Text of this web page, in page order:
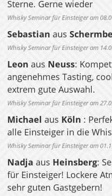
Sterne. Gerne wieder
Whisky Seminar für Einsteiger am
Sebastian aus
Whisky Seminar für Einsteiger am
Leon aus Neuss:
angenehmes Tasting,
extrem gute Auswahl.
Whisky Seminar für Einsteiger am
Michael aus Köln :
alle Einsteiger in die
Whisky Seminar für Einsteiger am
Nadja aus Heinsberg:
für Einsteiger! Lockere
sehr guten Gastgebern!